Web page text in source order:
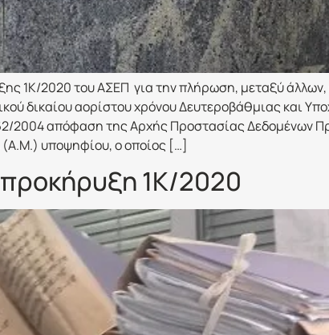
1Κ/2020 του ΑΣΕΠ για την πλήρωση, μεταξύ άλλων,
δικαίου αορίστου χρόνου Δευτεροβάθμιας και
2004 απόφαση της Αρχής Προστασίας Δεδομένων
(Α.Μ.) υποψηφίου, ο οποίος […]
1Κ/2020